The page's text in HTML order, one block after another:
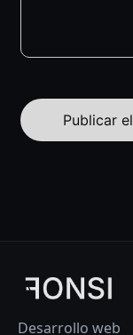
Desarrollo web